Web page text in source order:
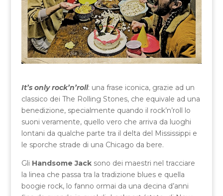
It’s only rock’n’roll: una frase iconica, grazie ad un
classico dei The Rolling Stones, che equivale ad una
benedizione, specialmente quando il rock’n’roll lo
suoni veramente, quello vero che arriva da luoghi
lontani da qualche parte tra il delta del Mississippi e
le sporche strade di una Chicago da bere.
Gli Handsome Jack sono dei maestri nel tracciare
la linea che passa tra la tradizione blues e quella
boogie rock, lo fanno ormai da una decina d’anni